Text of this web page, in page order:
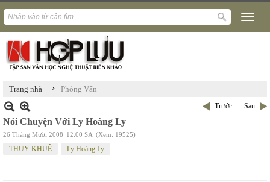
Trang nhà › Phỏng Vấn
Trước Sau
Nói Chuyện Với Ly Hoàng Ly
26 Tháng Mười 2008 12:00 SA (Xem: 19525)
THỤY KHUÊ Ly Hoàng Ly